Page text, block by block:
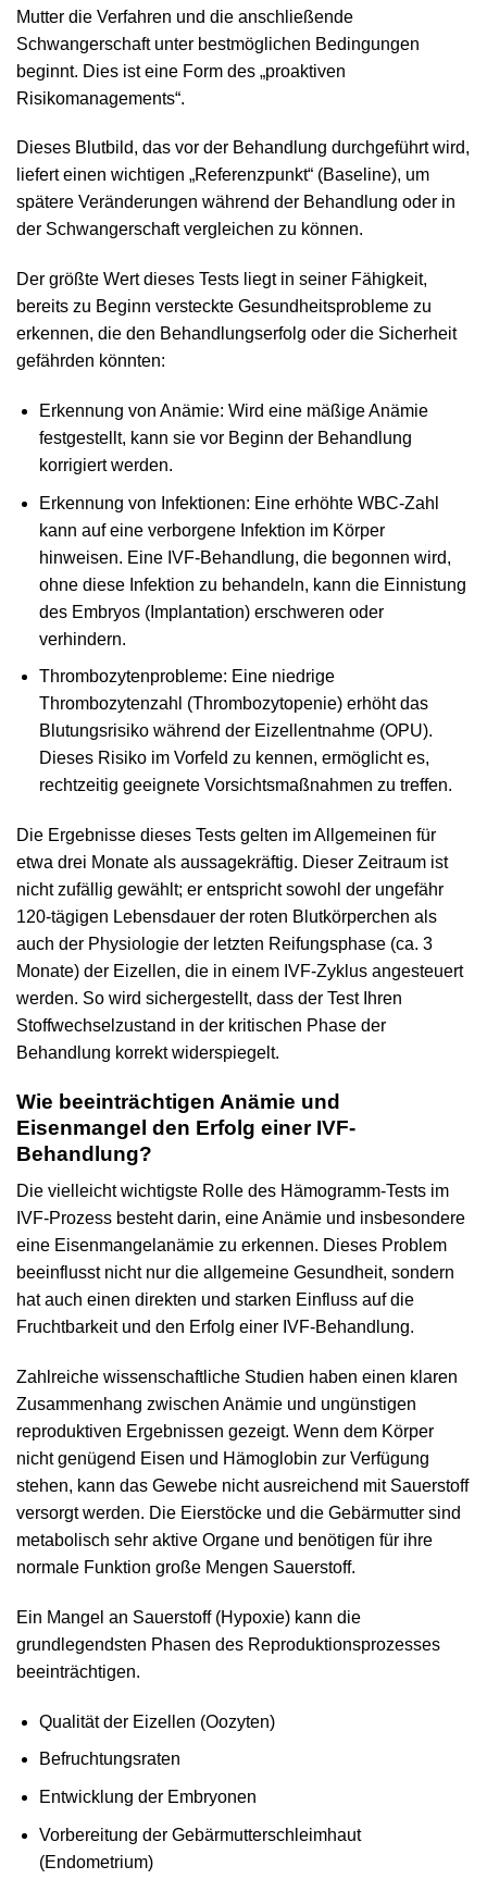
Mutter die Verfahren und die anschließende
Schwangerschaft unter bestmöglichen Bedingungen
beginnt. Dies ist eine Form des „proaktiven
Risikomanagements“.
Dieses Blutbild, das vor der Behandlung durchgeführt wird,
liefert einen wichtigen „Referenzpunkt“ (Baseline), um
spätere Veränderungen während der Behandlung oder in
der Schwangerschaft vergleichen zu können.
Der größte Wert dieses Tests liegt in seiner Fähigkeit,
bereits zu Beginn versteckte Gesundheitsprobleme zu
erkennen, die den Behandlungserfolg oder die Sicherheit
gefährden könnten:
Erkennung von Anämie: Wird eine mäßige Anämie
festgestellt, kann sie vor Beginn der Behandlung
korrigiert werden.
Erkennung von Infektionen: Eine erhöhte WBC-Zahl
kann auf eine verborgene Infektion im Körper
hinweisen. Eine IVF-Behandlung, die begonnen wird,
ohne diese Infektion zu behandeln, kann die Einnistung
des Embryos (Implantation) erschweren oder
verhindern.
Thrombozytenprobleme: Eine niedrige
Thrombozytenzahl (Thrombozytopenie) erhöht das
Blutungsrisiko während der Eizellentnahme (OPU).
Dieses Risiko im Vorfeld zu kennen, ermöglicht es,
rechtzeitig geeignete Vorsichtsmaßnahmen zu treffen.
Die Ergebnisse dieses Tests gelten im Allgemeinen für
etwa drei Monate als aussagekräftig. Dieser Zeitraum ist
nicht zufällig gewählt; er entspricht sowohl der ungefähr
120-tägigen Lebensdauer der roten Blutkörperchen als
auch der Physiologie der letzten Reifungsphase (ca. 3
Monate) der Eizellen, die in einem IVF-Zyklus angesteuert
werden. So wird sichergestellt, dass der Test Ihren
Stoffwechselzustand in der kritischen Phase der
Behandlung korrekt widerspiegelt.
Wie beeinträchtigen Anämie und
Eisenmangel den Erfolg einer IVF-
Behandlung?
Die vielleicht wichtigste Rolle des Hämogramm-Tests im
IVF-Prozess besteht darin, eine Anämie und insbesondere
eine Eisenmangelanämie zu erkennen. Dieses Problem
beeinflusst nicht nur die allgemeine Gesundheit, sondern
hat auch einen direkten und starken Einfluss auf die
Fruchtbarkeit und den Erfolg einer IVF-Behandlung.
Zahlreiche wissenschaftliche Studien haben einen klaren
Zusammenhang zwischen Anämie und ungünstigen
reproduktiven Ergebnissen gezeigt. Wenn dem Körper
nicht genügend Eisen und Hämoglobin zur Verfügung
stehen, kann das Gewebe nicht ausreichend mit Sauerstoff
versorgt werden. Die Eierstöcke und die Gebärmutter sind
metabolisch sehr aktive Organe und benötigen für ihre
normale Funktion große Mengen Sauerstoff.
Ein Mangel an Sauerstoff (Hypoxie) kann die
grundlegendsten Phasen des Reproduktionsprozesses
beeinträchtigen.
Qualität der Eizellen (Oozyten)
Befruchtungsraten
Entwicklung der Embryonen
Vorbereitung der Gebärmutterschleimhaut
(Endometrium)